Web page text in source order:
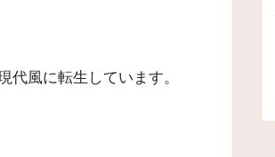
代風に転生しています。